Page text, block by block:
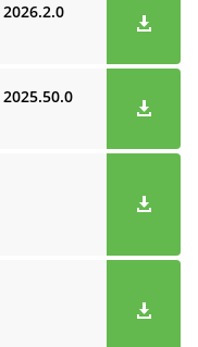
2026.2.0
2025.50.0